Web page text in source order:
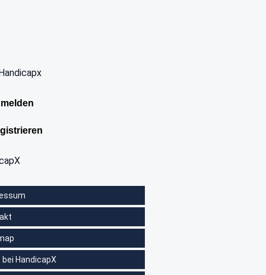
HandicapX